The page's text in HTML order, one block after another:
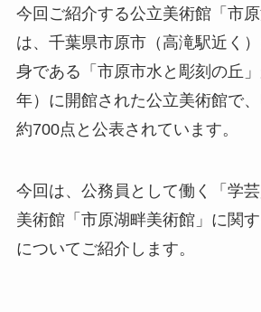
今回ご紹介する公立美術館「市原
は、千葉県市原市（高滝駅近く
身である「市原市水と彫刻の丘
年）に開館された公立美術館で、
約700点と公表されています。
今回は、公務員として働く「学
美術館「市原湖畔美術館」に関
についてご紹介します。